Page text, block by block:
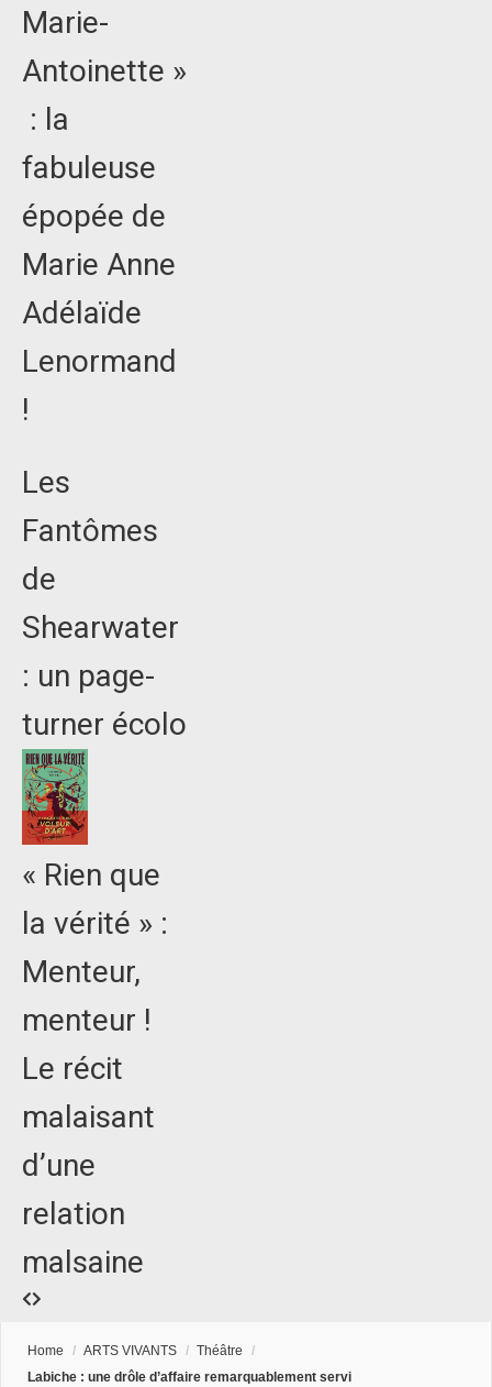
Marie-
Antoinette »
: la
fabuleuse
épopée de
Marie Anne
Adélaïde
Lenormand
!
Les
Fantômes
de
Shearwater
: un page-
turner écolo
« Rien que
la vérité » :
Menteur,
menteur !
Le récit
malaisant
d’une
relation
malsaine
Home / ARTS VIVANTS / Théâtre
/
Labiche : une drôle d’affaire remarquablement servi